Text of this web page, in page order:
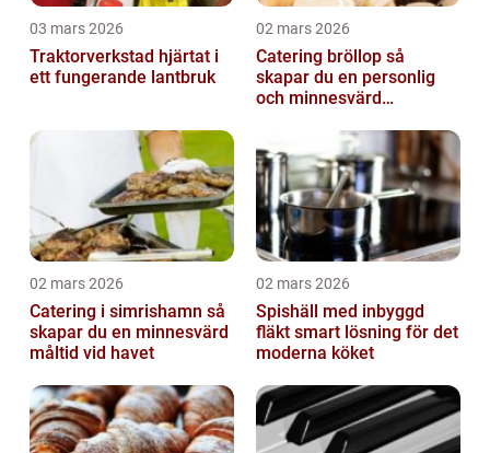
03 mars 2026
Traktorverkstad hjärtat i
ett fungerande lantbruk
02 mars 2026
Catering bröllop så
skapar du en personlig
och minnesvärd
02 mars 2026
Catering i simrishamn så
skapar du en minnesvärd
måltid vid havet
02 mars 2026
Spishäll med inbyggd
fläkt smart lösning för det
moderna köket